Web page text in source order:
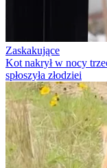
Zaskakujące
Kot nakrył w nocy
spłoszyła złodziei